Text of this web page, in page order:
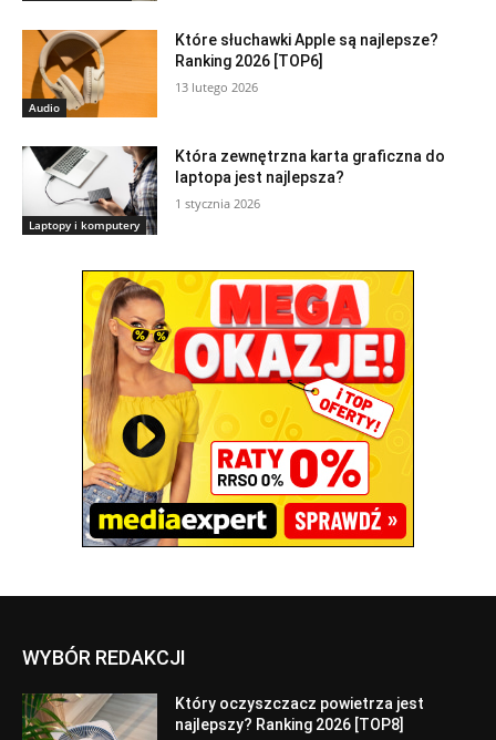
Audio
Które słuchawki Apple są najlepsze?
Ranking 2026 [TOP6]
13 lutego 2026
Laptopy i komputery
Która zewnętrzna karta graficzna do
laptopa jest najlepsza?
1 stycznia 2026
WYBÓR REDAKCJI
Który oczyszczacz powietrza jest
najlepszy? Ranking 2026 [TOP8]